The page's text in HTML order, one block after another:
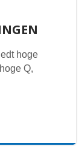
hoge
Q,